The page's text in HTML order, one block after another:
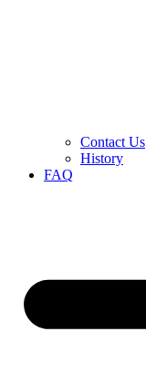
Contact Us
History
FAQ